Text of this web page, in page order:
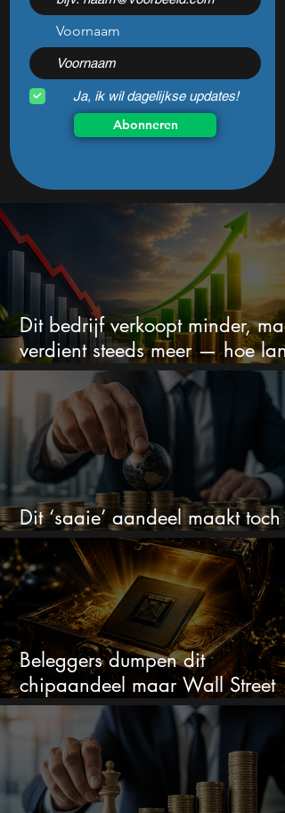
Voornaam
Ja, ik wil dagelijkse updates!
Abonneren
Dit bedrijf verkoopt minder,
verdient steeds meer — hoe
kan dit sprookje doorgaan?
Dit ‘saaie’ aandeel maakt toch
bizar veel winst
Beleggers dumpen dit
chipaandeel maar Wall Street
ziet een zeldzame koopkans